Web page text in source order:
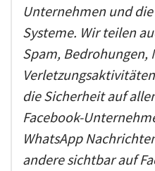
Unternehmen und
Systeme. Wir teilen
Spam, Bedrohungen,
die Sicherheit auf
Facebook-
WhatsApp
andere sichtbar auf